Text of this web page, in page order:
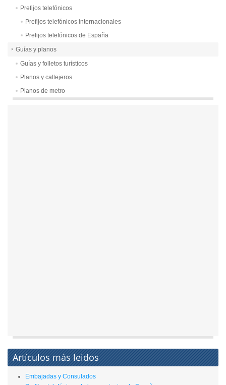
Prefijos telefónicos
Prefijos telefónicos internacionales
Prefijos telefónicos de España
Guías y planos
Guías y folletos turísticos
Planos y callejeros
Planos de metro
Artículos más leidos
Embajadas y Consulados